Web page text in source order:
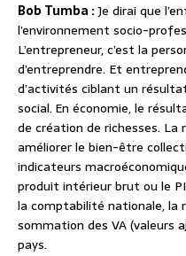
Bob Tumba :Je dirai que
l’environnement socio-
L’entrepreneur, c’est la
d’entreprendre. Et
d’activités ciblant un
social. En économie, le
de création de richesses.
améliorer le bien-être
indicateurs
produit intérieur brut ou le
la comptabilité nationale, la
sommation des VA (valeurs
pays.